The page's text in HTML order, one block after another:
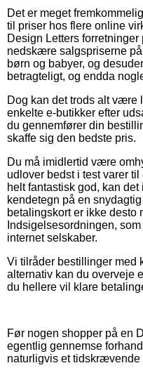
Det er meget
til priser hos flere online
Design Letters
nedskære salgspriserne
børn og babyer, og
betragteligt, og endda
Dog kan det trods alt være
enkelte e-butikker efter
du gennemfører din
skaffe sig den bedste pris.
Du må imidlertid være
udlover bedst i test varer
helt fantastisk god, kan
kendetegn på en
betalingskort er ikke desto
Indsigelsesordningen,
internet selskaber.
Vi tilråder bestillinger med
alternativ kan du overveje
du hellere vil klare
Før nogen shopper på en
egentlig gennemse
naturligvis et tidskrævende